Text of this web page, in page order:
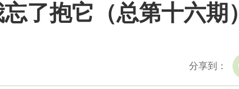
了抱它（总第十六期）
分享到：